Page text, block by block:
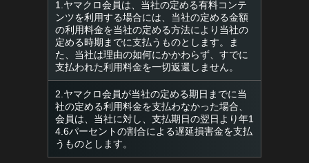
1.ヤマクロ会員は、当社の定める有料コンテ
ンツを利用する場合には、当社の定める金額
の利用料金を当社の定める方法により当社の
定める時期までに支払うものとします。ま
た、当社は理由の如何にかかわらず、すでに
支払われた利用料金を一切返還しません。
2.ヤマクロ会員が当社の定める期日までに当
社の定める利用料金を支払わなかった場合、
会員は、当社に対し、支払期日の翌日より年1
4.6パーセントの割合による遅延損害金を支払
うものとします。